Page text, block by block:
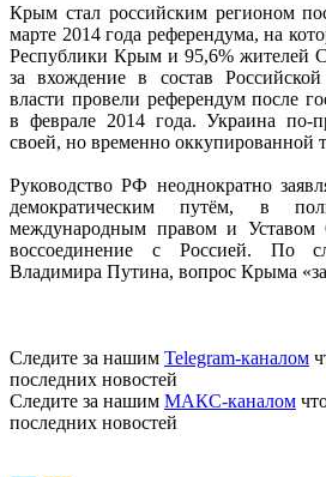
Крым стал российским регионом
марте 2014 года референдума, на
Республики Крым и 95,6% жителей
за вхождение в состав
власти провели референдум после
в феврале 2014 года. Украина по-
своей, но временно оккупированной
Руководство РФ неоднократно
демократическим путём, в
международным правом и Уставом
воссоединение с Россией. По
Владимира Путина, вопрос Крыма
Следите за нашим Telegram-каналом
последних новостей
Следите за нашим МАКС-каналом
последних новостей